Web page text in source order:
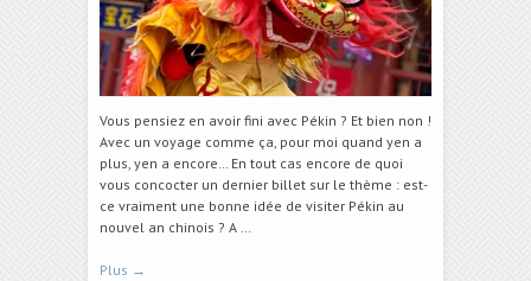
Vous pensiez en avoir fini avec Pékin ? Et bien non !
Avec un voyage comme ça, pour moi quand yen a
plus, yen a encore… En tout cas encore de quoi
vous concocter un dernier billet sur le thème : est-
ce vraiment une bonne idée de visiter Pékin au
nouvel an chinois ? A …
Plus →